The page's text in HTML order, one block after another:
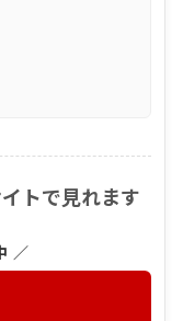
トで見れます
／